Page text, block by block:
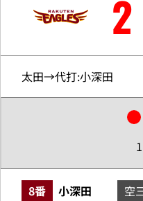
2
太田→代打:小深田
8番 小深田
空